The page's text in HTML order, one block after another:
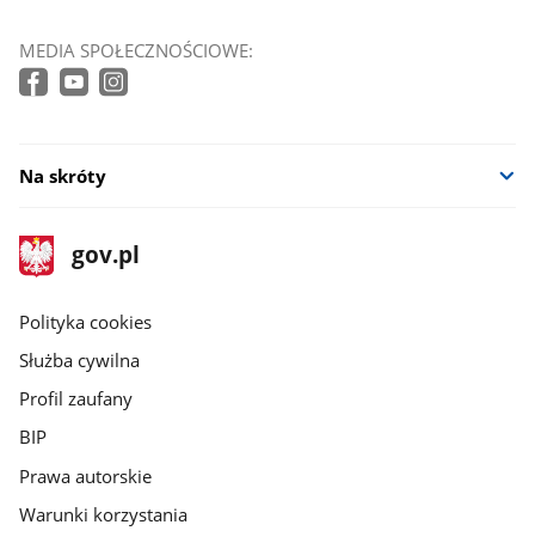
MEDIA SPOŁECZNOŚCIOWE:
Na skróty
stopka
gov.pl
Strona
gov.pl
gov.pl
Polityka cookies
Służba cywilna
Profil zaufany
BIP
Prawa autorskie
Warunki korzystania